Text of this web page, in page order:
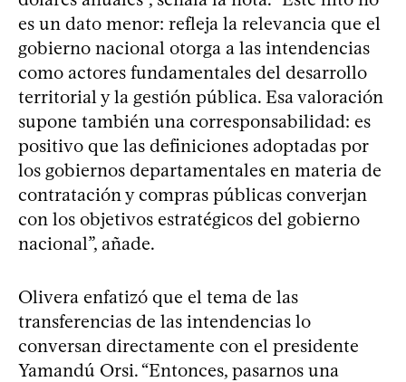
es un dato menor: refleja la relevancia que el
gobierno nacional otorga a las intendencias
como actores fundamentales del desarrollo
territorial y la gestión pública. Esa valoración
supone también una corresponsabilidad: es
positivo que las definiciones adoptadas por
los gobiernos departamentales en materia de
contratación y compras públicas converjan
con los objetivos estratégicos del gobierno
nacional”, añade.
Olivera enfatizó que el tema de las
transferencias de las intendencias lo
conversan directamente con el presidente
Yamandú Orsi. “Entonces, pasarnos una